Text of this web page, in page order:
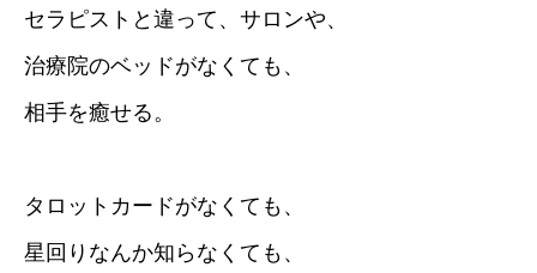
セラピストと違って、サロンや、
治療院のベッドがなくても、
相手を癒せる。
タロットカードがなくても、
星回りなんか知らなくても、